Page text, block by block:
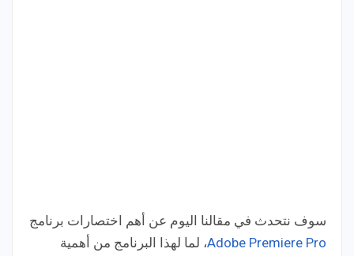
سوف نتحدث في مقالنا اليوم عن أهم اختصارات برنامج
Adobe Premiere Pro، لما لهذا البرنامج من أهمية